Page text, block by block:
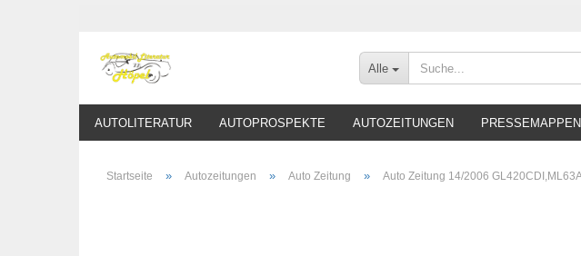
Alle
AUTOLITERATUR AUTOPROSPEKTE AUTOZEITUNGEN PRESSEMAPPEN
Startseite » Autozeitungen » Auto Zeitung » Auto Zeitung 14/2006